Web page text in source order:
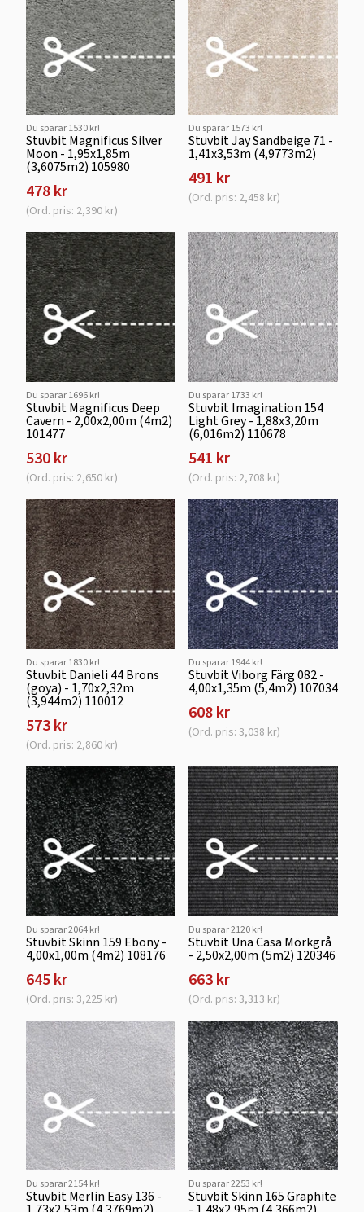
Du sparar 1530 kr!
Stuvbit Magnificus Silver
Moon - 1,95x1,85m
(3,6075m2) 105980
478 kr
(Ord. pris: 2,390 kr)
Du sparar 1573 kr!
Stuvbit Jay Sandbeige 71 -
1,41x3,53m (4,9773m2)
491 kr
(Ord. pris: 2,458 kr)
Du sparar 1696 kr!
Stuvbit Magnificus Deep
Cavern - 2,00x2,00m (4m2)
101477
530 kr
(Ord. pris: 2,650 kr)
Du sparar 1733 kr!
Stuvbit Imagination 154
Light Grey - 1,88x3,20m
(6,016m2) 110678
541 kr
(Ord. pris: 2,708 kr)
Du sparar 1830 kr!
Stuvbit Danieli 44 Brons
(goya) - 1,70x2,32m
(3,944m2) 110012
573 kr
(Ord. pris: 2,860 kr)
Du sparar 1944 kr!
Stuvbit Viborg Färg 082 -
4,00x1,35m (5,4m2) 107034
608 kr
(Ord. pris: 3,038 kr)
Du sparar 2064 kr!
Stuvbit Skinn 159 Ebony -
4,00x1,00m (4m2) 108176
645 kr
(Ord. pris: 3,225 kr)
Du sparar 2120 kr!
Stuvbit Una Casa Mörkgrå
- 2,50x2,00m (5m2) 120346
663 kr
(Ord. pris: 3,313 kr)
Du sparar 2154 kr!
Stuvbit Merlin Easy 136 -
Du sparar 2253 kr!
Stuvbit Skinn 165 Graphite